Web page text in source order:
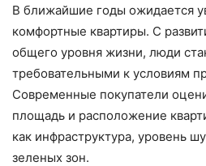
В ближайшие годы ожидается
комфортные квартиры. С
общего уровня жизни, люди
требовательными к условиям
Современные покупатели
площадь и расположение
как инфраструктура, уровень
зеленых зон.